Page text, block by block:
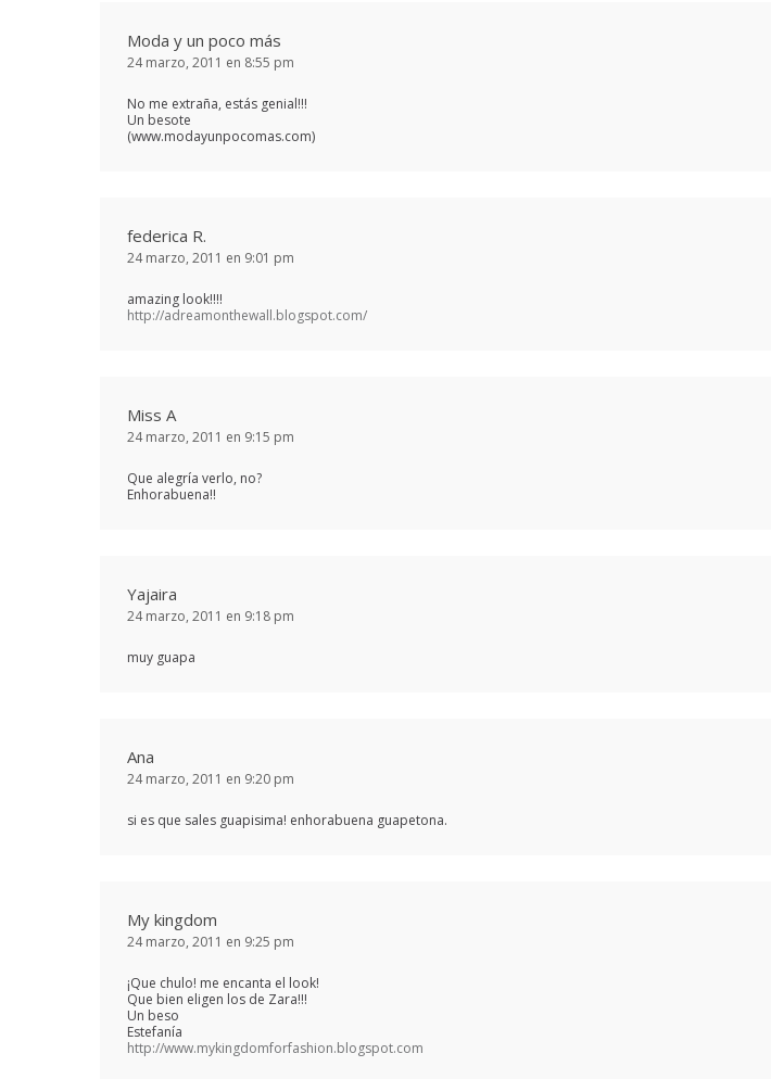
Moda y un poco más
24 marzo, 2011 en 8:55 pm
No me extraña, estás genial!!!
Un besote
(www.modayunpocomas.com)
federica R.
24 marzo, 2011 en 9:01 pm
amazing look!!!!
http://adreamonthewall.blogspot.com/
Miss A
24 marzo, 2011 en 9:15 pm
Que alegría verlo, no?
Enhorabuena!!
Yajaira
24 marzo, 2011 en 9:18 pm
muy guapa
Ana
24 marzo, 2011 en 9:20 pm
si es que sales guapisima! enhorabuena guapetona.
My kingdom
24 marzo, 2011 en 9:25 pm
¡Que chulo! me encanta el look!
Que bien eligen los de Zara!!!
Un beso
Estefanía
http://www.mykingdomforfashion.blogspot.com